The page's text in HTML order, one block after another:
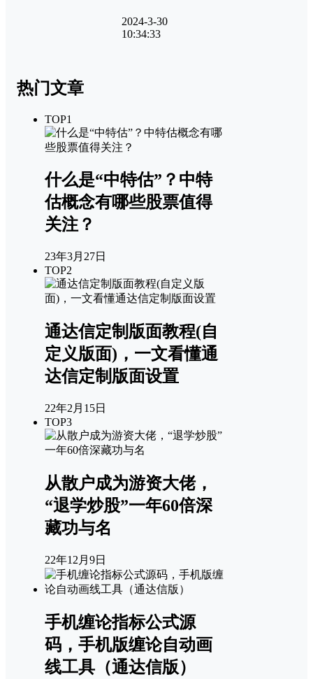
2024-3-30
10:34:33
热门文章
TOP1
什么是“中特估”？中特
估概念有哪些股票值得
关注？
23年3月27日
TOP2
通达信定制版面教程(自
定义版面)，一文看懂通
达信定制版面设置
22年2月15日
TOP3
从散户成为游资大佬，
“退学炒股”一年60倍深
藏功与名
22年12月9日
手机缠论指标公式源
码，手机版缠论自动画
线工具（通达信版）